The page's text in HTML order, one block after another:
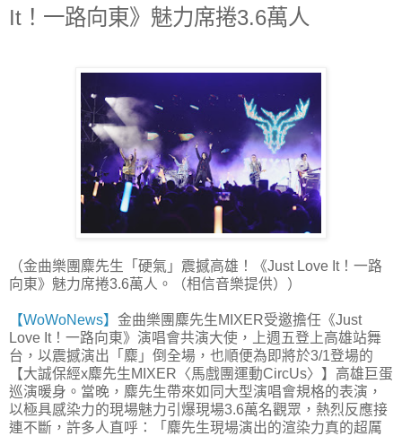
It！一路向東》魅力席捲3.6萬人
（金曲樂團麋先生「硬氣」震撼高雄！《Just Love It！一路
向東》魅力席捲3.6萬人。（相信音樂提供））
【WoWoNews】 金曲樂團麋先生MIXER受邀擔任《Just
Love It！一路向東》演唱會共演大使，上週五登上高雄站舞
台，以震撼演出「麋」倒全場，也順便為即將於3/1登場的
【大誠保經x麋先生MIXER〈馬戲團運動CircUs〉】高雄巨蛋
巡演暖身。當晚，麋先生帶來如同大型演唱會規格的表演，
以極具感染力的現場魅力引爆現場3.6萬名觀眾，熱烈反應接
連不斷，許多人直呼：「麋先生現場演出的渲染力真的超厲